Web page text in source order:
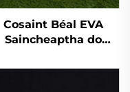
Cosaint Béal EVA
Saincheaptha do
Cosaint Bhéal do